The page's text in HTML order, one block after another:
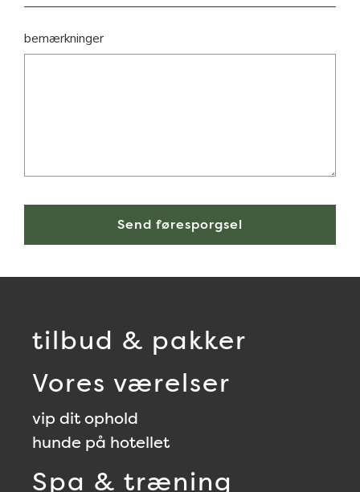
bemærkninger
tilbud & pakker
Vores værelser
vip dit ophold
hunde på hotellet
Spa & træning